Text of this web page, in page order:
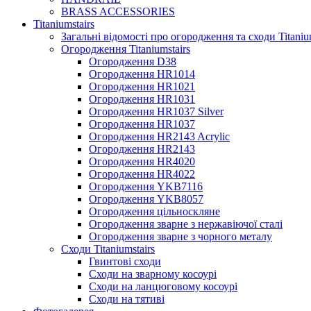
BRASS ACCESSORIES
Titaniumstairs
Загальні відомості про огородження та сходи
Огородження Titaniumstairs
Огородження D38
Огородження HR1014
Огородження HR1021
Огородження HR1031
Огородження HR1037 Silver
Огородження HR1037
Огородження HR2143 Acrylic
Огородження HR2143
Огородження HR4020
Огородження HR4022
Огородження YKB7116
Огородження YKB8057
Огородження цільноскляне
Огородження зварне з нержавіючої сталі
Огородження зварне з чорного металу
Сходи Titaniumstairs
Гвинтові сходи
Cходи на зварному косоурі
Сходи на ланцюговому косоурі
Cходи на тятиві